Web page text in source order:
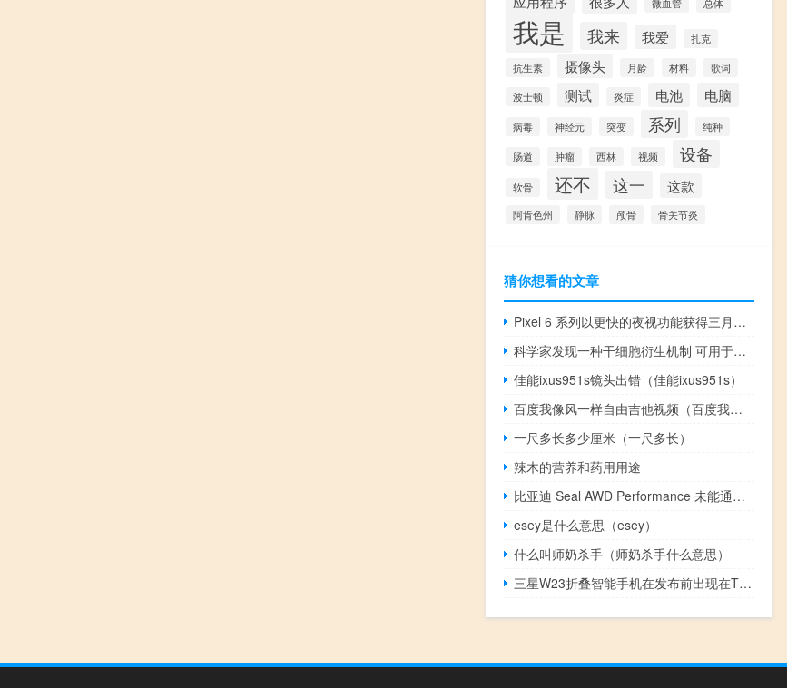
微血管 总体
我是 我来 我爱 扎克
抗生素 摄像头 月龄 材料 歌词
波士顿 测试 炎症 电池 电脑
病毒 神经元 突变 系列 纯种
肠道 肿瘤 西林 视频 设备
软骨 还不 这一 这款
阿肯色州 静脉 颅骨 骨关节炎
猜你想看的文章
Pixel 6 系列以更快的夜视功能获得三月功能下降
科学家发现一种干细胞衍生机制 可用于治疗心脏损伤的再生疗法
佳能ixus951s镜头出错（佳能ixus951s）
百度我像风一样自由吉他视频（百度我知道）
一尺多长多少厘米（一尺多长）
辣木的营养和药用用途
比亚迪 Seal AWD Performance 未能通过全轮驱动测试
esey是什么意思（esey）
什么叫师奶杀手（师奶杀手什么意思）
三星W23折叠智能手机在发布前出现在TENAA